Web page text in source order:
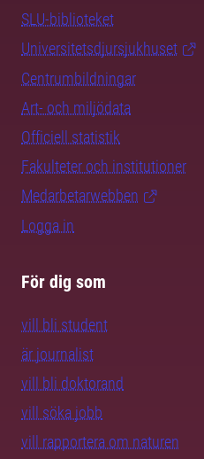
SLU-biblioteket
Universitetsdjursjukhuset
Centrumbildningar
Art- och miljödata
Officiell statistik
Fakulteter och institutioner
Medarbetarwebben
Logga in
För dig som
vill bli student
är journalist
vill bli doktorand
vill söka jobb
vill rapportera om naturen